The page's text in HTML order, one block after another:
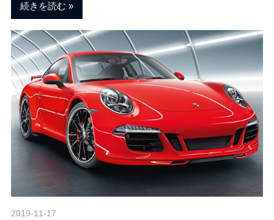
チ
ュ
ー
ニ
ン
続きを読む
2019-11-17